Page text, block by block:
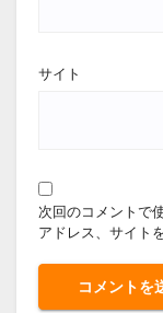
サイト
次回のコメントで
アドレス、サイト